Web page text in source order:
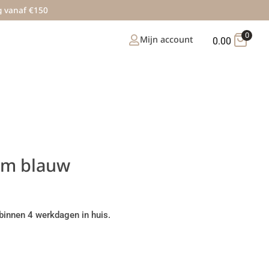
vanaf €150
Mijn account 0.00
0
blauw
4 werkdagen in huis.